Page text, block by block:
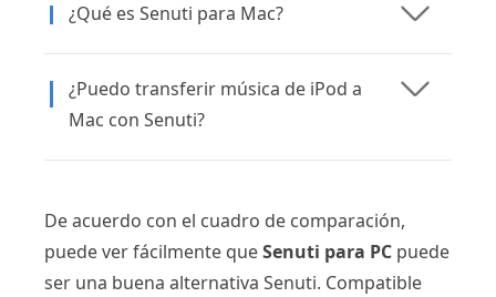
¿Qué es Senuti para Mac?
¿Puedo transferir música de iPod a
Mac con Senuti?
De acuerdo con el cuadro de comparación,
puede ver fácilmente queSenuti para PC puede
ser una buena alternativa Senuti. Compatible